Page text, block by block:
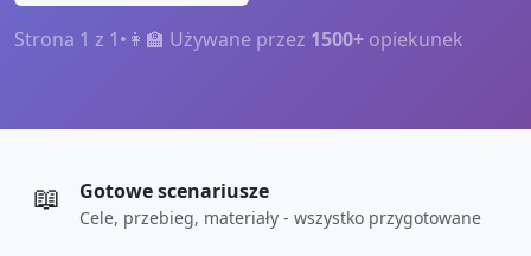
Strona 1 z 1• 👩‍🏫 Używane przez 1500+ opiekunek
📖 Gotowe scenariusze
Cele, przebieg, materiały - wszystko przygotowane